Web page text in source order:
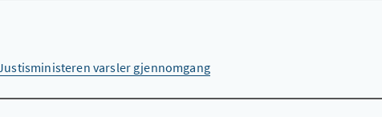
varsler gjennomgang